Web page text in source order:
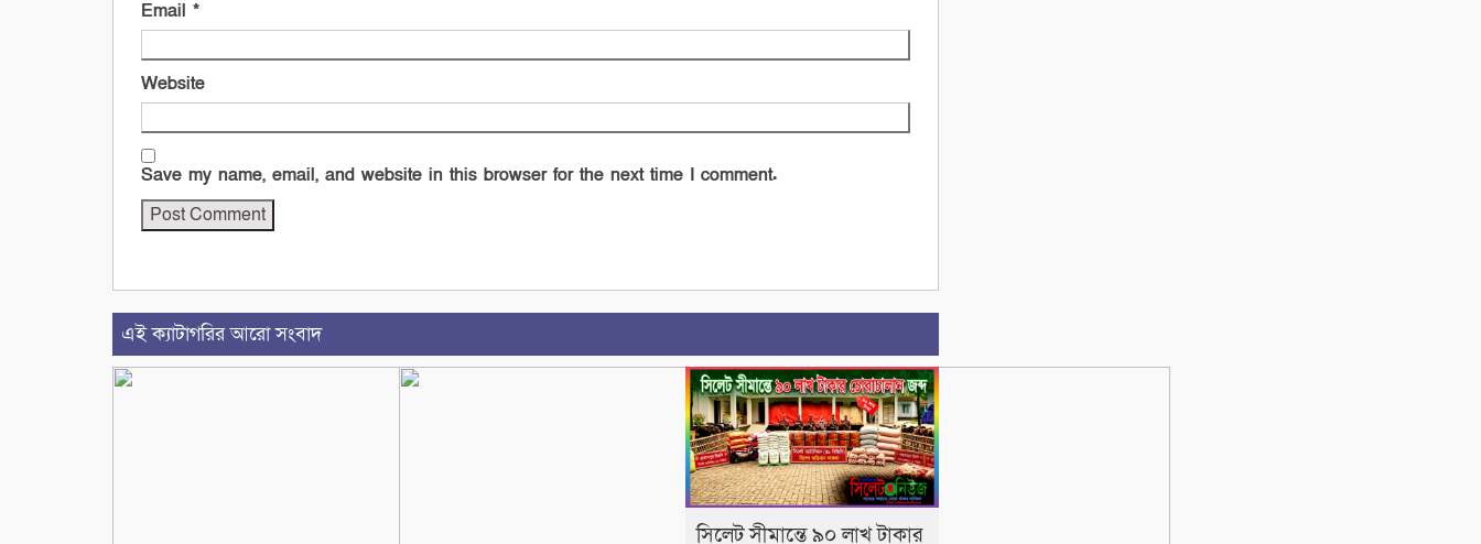
Email *
Website
Save my name, email, and website in this browser for the next time I comment.
এই ক্যাটাগরির আরো সংবাদ
সিলেট সীমান্তে ৯০ লাখ টাকার